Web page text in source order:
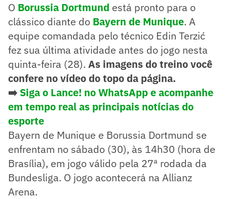
O Borussia Dortmund está pronto para o
clássico diante do Bayern de Munique. A
equipe comandada pelo técnico Edin Terzić
fez sua última atividade antes do jogo nesta
quinta-feira (28). As imagens do treino você
confere no vídeo do topo da página.
➡️ Siga o Lance! no WhatsApp e acompanhe
em tempo real as principais notícias do
esporte
Bayern de Munique e Borussia Dortmund se
enfrentam no sábado (30), às 14h30 (hora de
Brasília), em jogo válido pela 27ª rodada da
Bundesliga. O jogo acontecerá na Allianz
Arena.